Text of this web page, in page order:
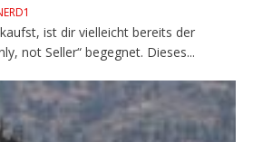
ist dir vielleicht bereits der
not Seller“ begegnet. Dieses...